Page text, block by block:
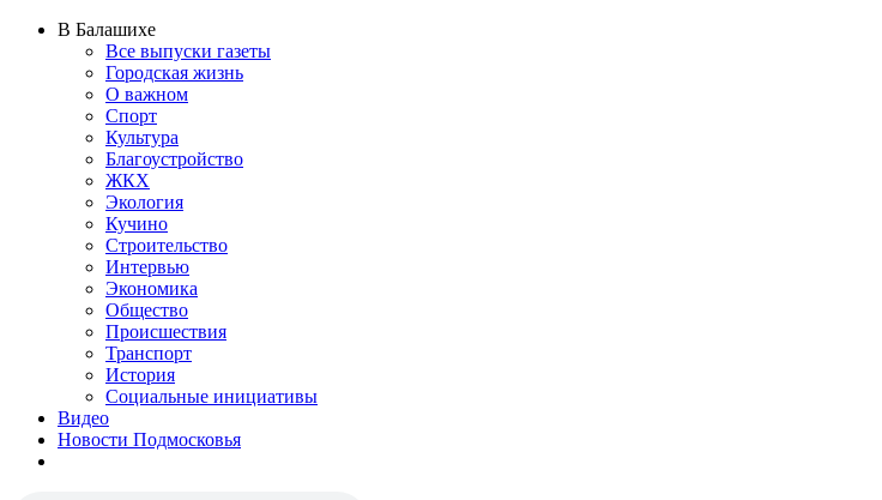
В Балашихе
Все выпуски газеты
Городская жизнь
О важном
Спорт
Культура
Благоустройство
ЖКХ
Экология
Кучино
Строительство
Интервью
Экономика
Общество
Происшествия
Транспорт
История
Социальные инициативы
Видео
Новости Подмосковья